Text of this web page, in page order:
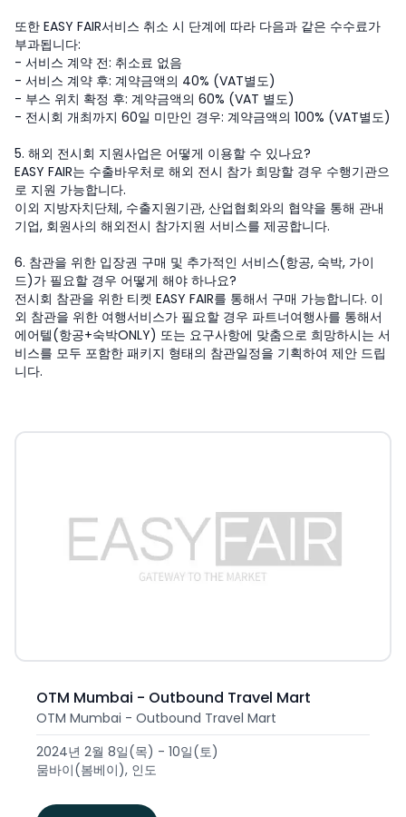
또한 EASY FAIR서비스 취소 시 단계에 따라 다음과 같은 수수료가
부과됩니다:
- 서비스 계약 전: 취소료 없음
- 서비스 계약 후: 계약금액의 40% (VAT별도)
- 부스 위치 확정 후: 계약금액의 60% (VAT 별도)
- 전시회 개최까지 60일 미만인 경우: 계약금액의 100% (VAT별도)
5. 해외 전시회 지원사업은 어떻게 이용할 수 있나요?
EASY FAIR는 수출바우처로 해외 전시 참가 희망할 경우 수행기관으
로 지원 가능합니다.
이외 지방자치단체, 수출지원기관, 산업협회와의 협약을 통해 관내
기업, 회원사의 해외전시 참가지원 서비스를 제공합니다.
6. 참관을 위한 입장권 구매 및 추가적인 서비스(항공, 숙박, 가이
드)가 필요할 경우 어떻게 해야 하나요?
전시회 참관을 위한 티켓 EASY FAIR를 통해서 구매 가능합니다. 이
외 참관을 위한 여행서비스가 필요할 경우 파트너여행사를 통해서
에어텔(항공+숙박ONLY) 또는 요구사항에 맞춤으로 희망하시는 서
비스를 모두 포함한 패키지 형태의 참관일정을 기획하여 제안 드립
니다.
OTM Mumbai - Outbound Travel Mart
OTM Mumbai - Outbound Travel Mart
2024년 2월 8일(목) - 10일(토)
뭄바이(봄베이), 인도